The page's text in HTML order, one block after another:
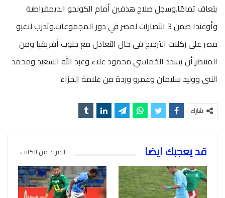
يتعاف تمامًا.وسجل صلاح هدفين أمام الكونجو الديمقراطية
وأوغندا ضمن 3 انتصارات لمصر في دور المجموعات.وتدرب لاعبو
مصر على ركلات الترجيح في حال التعادل مع جنوب أفريقيا ومن
المنتظر أن يسدد الخماسي محمود علاء وعبد الله السعيد ومحمد
النني ووليد سليمان وعمرو وردة من علامة الجزاء
شارك
قد يعجبك ايضا المزيد من الكاتب